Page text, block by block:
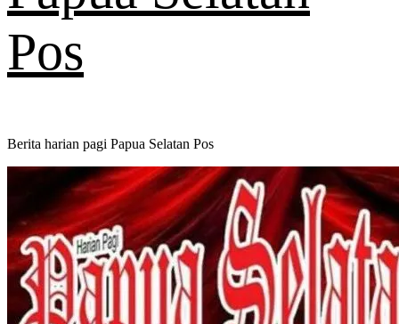
Pos
Berita harian pagi Papua Selatan Pos
Primary